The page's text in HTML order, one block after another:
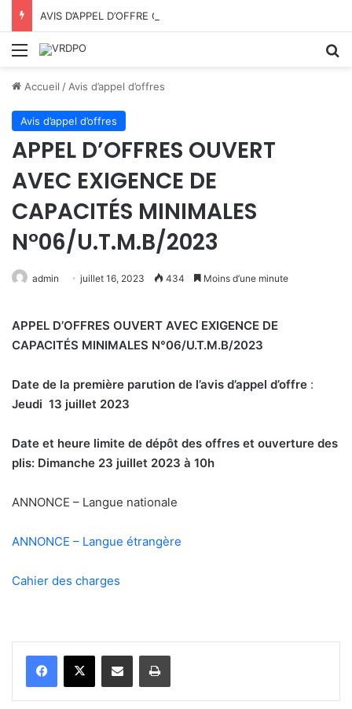
Menu
Accueil / Avis d’appel d’offres
Avis d’appel d’offres
APPEL D’OFFRES OUVERT
AVEC EXIGENCE DE
CAPACITÉS MINIMALES
N°06/U.T.M.B/2023
admin juillet 16, 2023 434 Moins d’une minute
APPEL D’OFFRES OUVERT AVEC EXIGENCE DE
CAPACITÉS MINIMALES N°06/U.T.M.B/2023
Date de la première parution de l’avis d’appel d’offre :
Jeudi 13 juillet 2023
Date et heure limite de dépôt des offres et ouverture des
plis: Dimanche 23 juillet 2023 à 10h
ANNONCE – Langue nationale
ANNONCE – Langue étrangère
Cahier des charges